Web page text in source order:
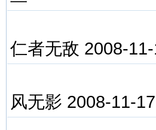
仁者无敌 2008-
风无影 2008-11-